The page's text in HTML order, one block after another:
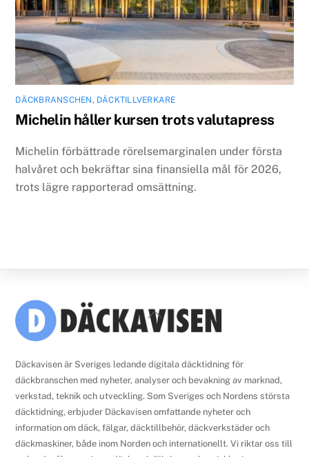
DÄCKBRANSCHEN, DÄCKTILLVERKARE
Michelin håller kursen trots valutapress
Michelin förbättrade rörelsemarginalen under första
halvåret och bekräftar sina finansiella mål för 2026,
trots lägre rapporterad omsättning.
Back
To
Däckavisen är Sveriges ledande digitala däcktidning för
däckbranschen med nyheter, analyser och bevakning av marknad,
verkstad, teknik och utveckling. Som Sveriges och Nordens största
däcktidning, erbjuder Däckavisen omfattande nyheter och
information om däck, fälgar, däcktillbehör, däckverkstäder och
däckmaskiner, både inom Norden och internationellt. Vi riktar oss till